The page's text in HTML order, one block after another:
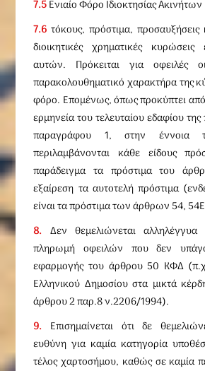
7.5Ενιαίο Φόρο Ιδιοκτησίας
7.6 τόκους, πρόστιμα, προσαυξήσεις
διοικητικές χρηματικές κυρώσεις
αυτών. Πρόκειται για οφειλές
παρακολουθηματικό χαρακτήρα της
φόρο. Επομένως, όπως προκύπτει
ερμηνεία του τελευταίου εδαφίου της
παραγράφου 1, στην έννοια
περιλαμβάνονται κάθε είδους
παράδειγμα τα πρόστιμα του
εξαίρεση τα αυτοτελή πρόστιμα
είναι τα πρόστιμα των άρθρων 54,
8. Δεν θεμελιώνεται
πληρωμή οφειλών που δεν
εφαρμογής του άρθρου 50 ΚΦΔ
Ελληνικού Δημοσίου στα μικτά
άρθρου 2 παρ.8 ν.2206/1994).
9. Επισημαίνεται ότι δε
ευθύνη για καμία κατηγορία
τέλος χαρτοσήμου, καθώς σε καμία